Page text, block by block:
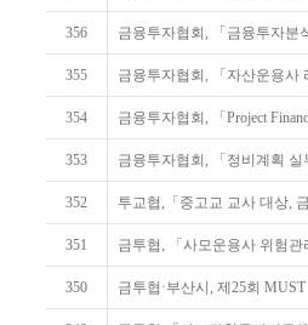
356 금융투자협회, 「금융투자분
355 금융투자협회, 「자산운용사
354 금융투자협회, 「Project
353 금융투자협회, 「정비계획
352 투교협,「중고교 교사 대상,
351 금투협, 「사모운용사 위험
350 금투협·부산시, 제25회